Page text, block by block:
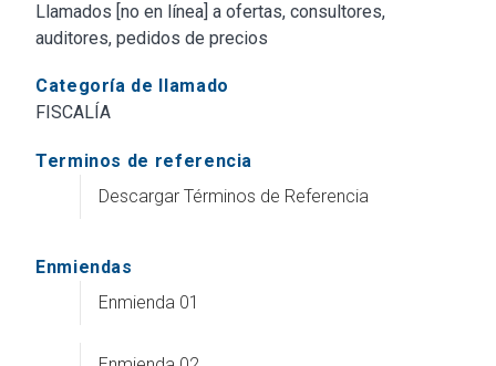
Llamados [no en línea] a ofertas, consultores,
auditores, pedidos de precios
Categoría de llamado
FISCALÍA
Terminos de referencia
Descargar Términos de Referencia
Enmiendas
Enmienda 01